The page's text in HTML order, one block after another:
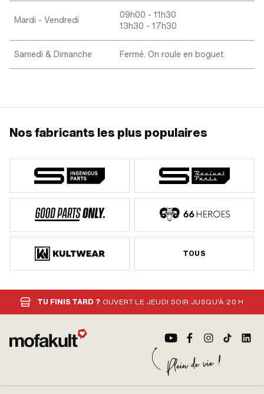
Mardi - Vendredi
09h00 - 11h30
13h30 - 17h30
Samedi & Dimanche Fermé. On roule en boguet.
Nos fabricants les plus populaires
TOUS
TU FINIS TARD ? OUVERT LE JEUDI SOIR JUSQU'À 20 H